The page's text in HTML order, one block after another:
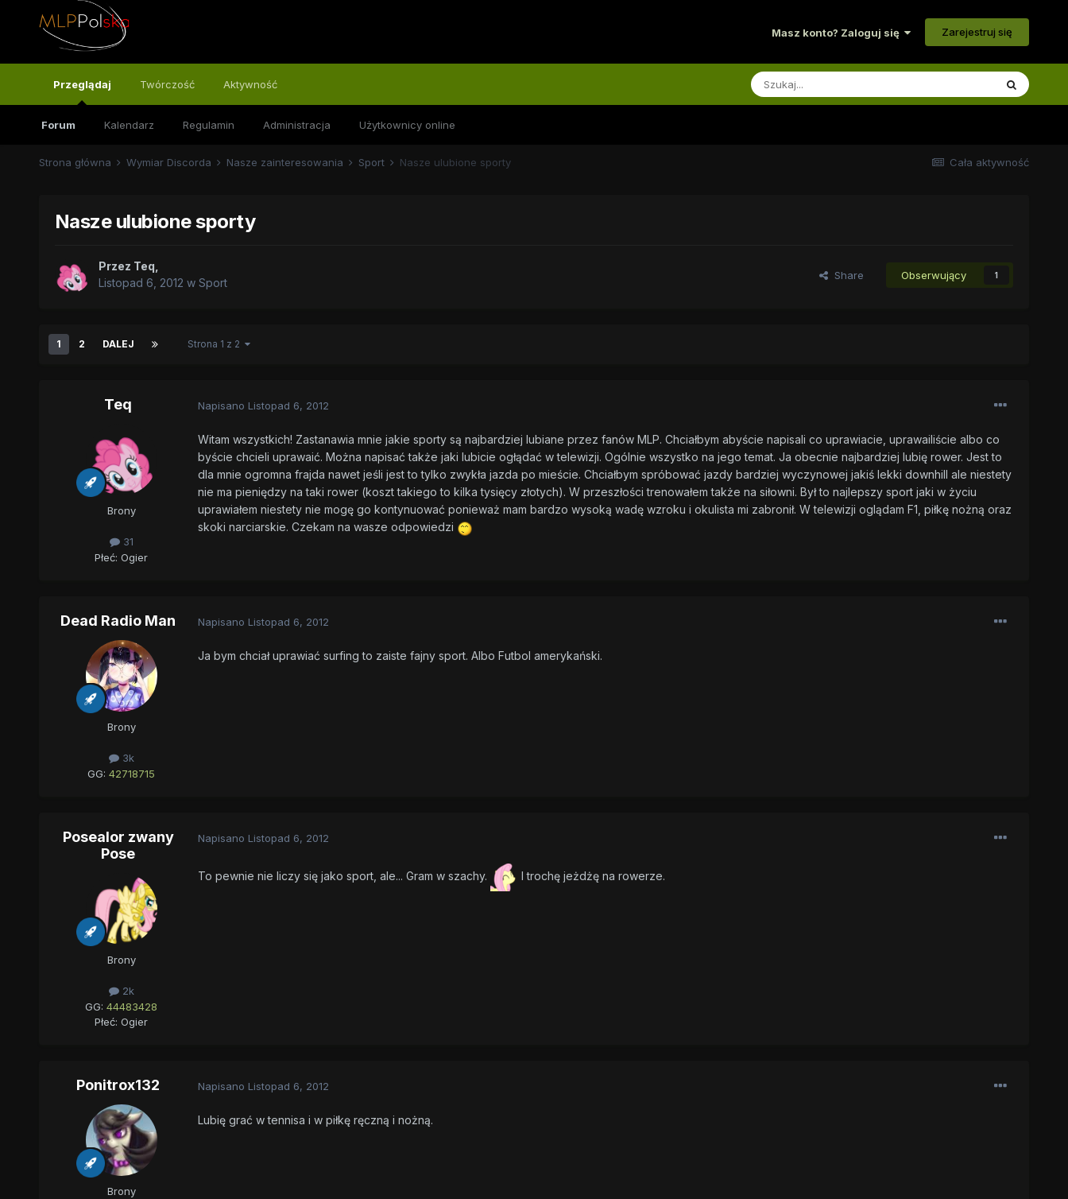
Masz konto? Zaloguj się Zarejestruj się
Przeglądaj
Forum Kalendarz Regulamin Administracja Użytkownicy online
Twórczość Aktywność
Cała aktywność
Strona główna Wymiar Discorda Nasze zainteresowania Sport Nasze ulubione sporty
Nasze ulubione sporty
Przez Teq
Listopad 6, 2012 w Sport
Share Obserwujący 1
1 2 DALEJ Strona 1 z 2
Teq
Brony
31
Płeć: Ogier
Napisano Listopad 6, 2012
Witam wszystkich! Zastanawia mnie jakie sporty są najbardziej lubiane przez fanów MLP. Chciałbym abyście napisali co uprawiacie, uprawailiście albo co
byście chcieli uprawaić. Można napisać także jaki lubicie ogłądać w telewizji. Ogólnie wszystko na jego temat. Ja obecnie najbardziej lubię rower. Jest to
dla mnie ogromna frajda nawet jeśli jest to tylko zwykła jazda po mieście. Chciałbym spróbować jazdy bardziej wyczynowej jakiś lekki downhill ale niestety
nie ma pieniędzy na taki rower (koszt takiego to kilka tysięcy złotych). W przeszłości trenowałem także na siłowni. Był to najlepszy sport jaki w życiu
uprawiałem niestety nie mogę go kontynuować ponieważ mam bardzo wysoką wadę wzroku i okulista mi zabronił. W telewizji oglądam F1, piłkę nożną oraz
skoki narciarskie. Czekam na wasze odpowiedzi
Dead Radio Man
Brony
3k
GG:42718715
Napisano Listopad 6, 2012
Ja bym chciał uprawiać surfing to zaiste fajny sport. Albo Futbol amerykański.
Posealor zwany
Pose
Brony
2k
GG:44483428
Płeć: Ogier
Napisano Listopad 6, 2012
To pewnie nie liczy się jako sport, ale... Gram w szachy. I trochę jeżdżę na rowerze.
Ponitrox132
Brony
Napisano Listopad 6, 2012
Lubię grać w tennisa i w piłkę ręczną i nożną.